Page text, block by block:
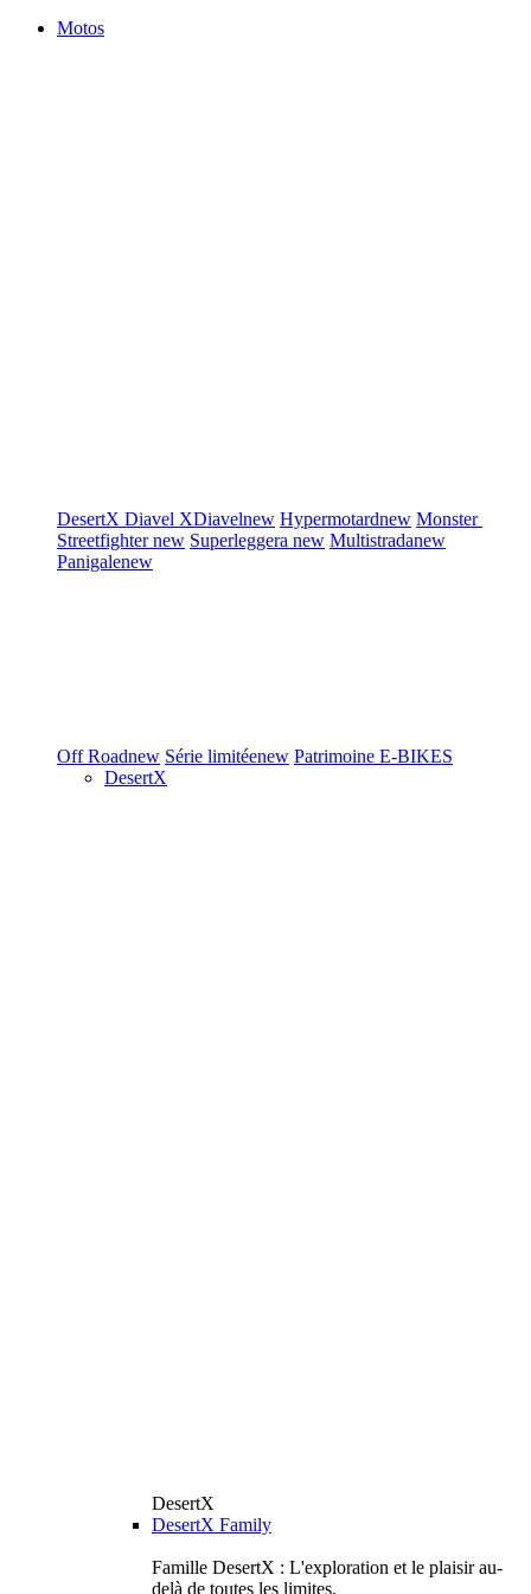
Motos
DesertX Diavel XDiavelnew Hypermotardnew Monster
Streetfighternew Superleggera new Multistradanew
Panigalenew
Off Roadnew Série limitéenew Patrimoine E-BIKES
DesertX
DesertX
DesertX Family
Famille DesertX : L'exploration et le plaisir au-
delà de toutes les limites.